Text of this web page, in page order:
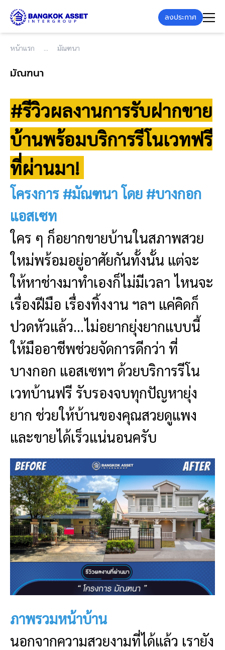
ลงประกาศ
หน้าแรก มัณฑนา
มัณฑนา
#รีวิวผลงานการรับฝากขาย
บ้านพร้อมบริการรีโนเวทฟรี
ที่ผ่านมา!
โครงการ #มัณฑนา โดย #บางกอก
แอสเซท
ใคร ๆ ก็อยากขายบ้านในสภาพสวย
ใหม่พร้อมอยู่อาศัยกันทั้งนั้น แต่จะ
ให้หาช่างมาทำเองก็ไม่มีเวลา ไหนจะ
เรื่องฝีมือ เรื่องทิ้งงาน ฯลฯ แค่คิดก็
ปวดหัวแล้ว…ไม่อยากยุ่งยากแบบนี้
ให้มืออาชีพช่วยจัดการดีกว่า ที่
บางกอก แอสเซทฯ ด้วยบริการรีโน
เวทบ้านฟรี รับรองจบทุกปัญหายุ่ง
ยาก ช่วยให้บ้านของคุณสวยดูแพง
และขายได้เร็วแน่นอนครับ
ภาพรวมหน้าบ้าน
นอกจากความสวยงามที่ได้แล้ว เรายัง